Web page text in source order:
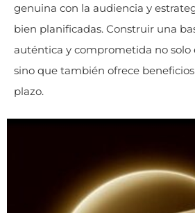
genuina con la audiencia y
bien planificadas. Construir una
auténtica y comprometida no solo
sino que también ofrece
plazo.